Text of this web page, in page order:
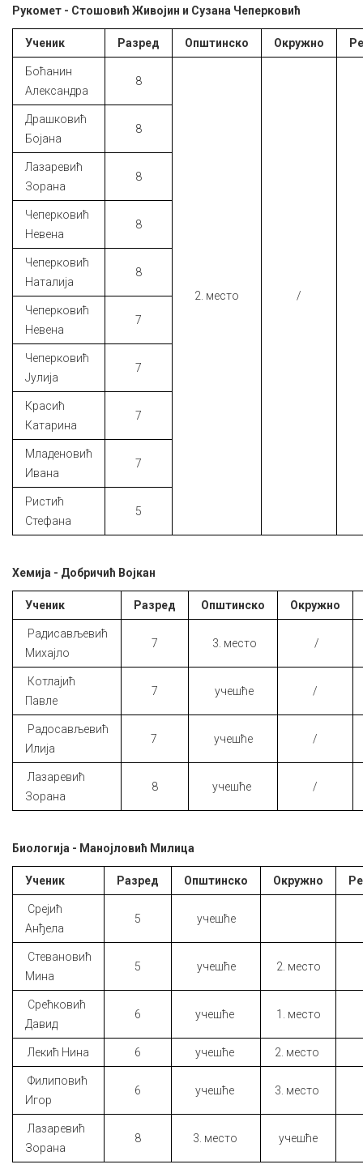
Рукомет - Стошовић Живојин и Сузана Чеперковић
Ученик Разред Општинско Окружно
Боћанин
Александра
8
2. место /
Драшковић
Бојана
8
Лазаревић
Зорана
8
Чеперковић
Невена
8
Чеперковић
Наталија
8
Чеперковић
Невена
7
Чеперковић
Јулија
7
Красић
Катарина
7
Младеновић
Ивана
7
Ристић
Стефана
5
Хемија - Добричић Војкан
Ученик Разред Општинско Окружно
Радисављевић
Михајло
7 3. место /
Котлајић
Павле
7 учешће /
Радосављевић
Илија
7 учешће /
Лазаревић
Зорана
8 учешће /
Биологија - Манојловић Милица
Ученик Разред Општинско Окружно
Срејић
Анђела
5 учешће
Стевановић
Мина
5 учешће 2. место
Срећковић
Давид
6 учешће 1. место
Лекић Нина 6 учешће 2. место
Филиповић
Игор
6 учешће 3. место
Лазаревић
Зорана
8 3. место учешће